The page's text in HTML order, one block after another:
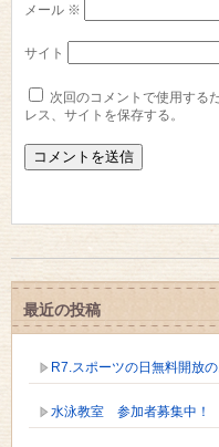
メール ※
サイト
次回のコメントで使用する
レス、サイトを保存する。
最近の投稿
R7.スポーツの日無料開放
水泳教室 参加者募集中！